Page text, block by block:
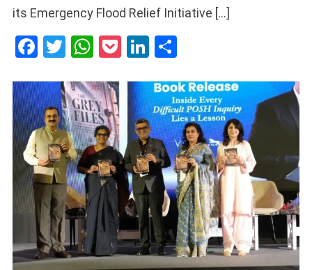
its Emergency Flood Relief Initiative […]
Facebook
Twitter
WhatsApp
PocketLinkedIn